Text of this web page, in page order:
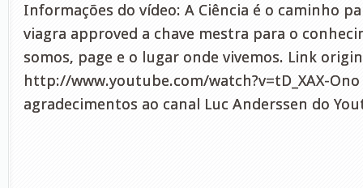
Informações do vídeo: A Ciência é o caminho
viagra approved a chave mestra para o
somos, page e o lugar onde vivemos. Link
http://www.youtube.com/watch?v=tD_XAX-Ono
agradecimentos ao canal Luc Anderssen do